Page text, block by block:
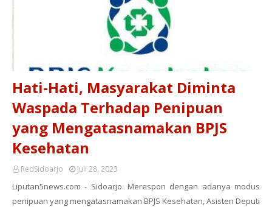
Hati-Hati, Masyarakat Diminta
Waspada Terhadap Penipuan
yang Mengatasnamakan BPJS
Kesehatan
RedSidoarjo Juli 28, 2023
Liputan5news.com - Sidoarjo. Merespon dengan adanya modus
penipuan yang mengatasnamakan BPJS Kesehatan, Asisten Deputi